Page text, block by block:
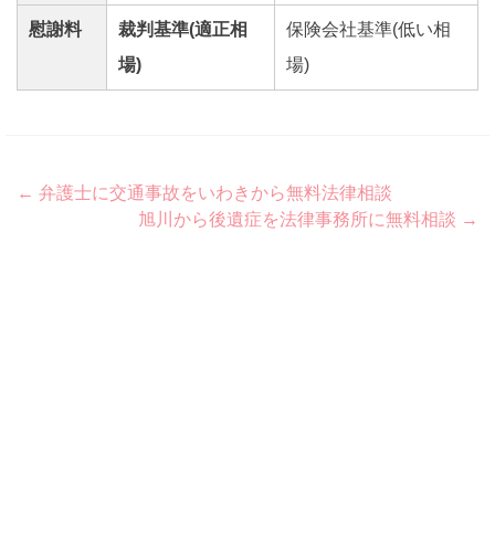
慰謝料
裁判基準(適正相
場)
保険会社基準(低い相
場)
Post
navigation
← 弁護士に交通事故をいわきから無料法律相談
旭川から後遺症を法律事務所に無料相談 →